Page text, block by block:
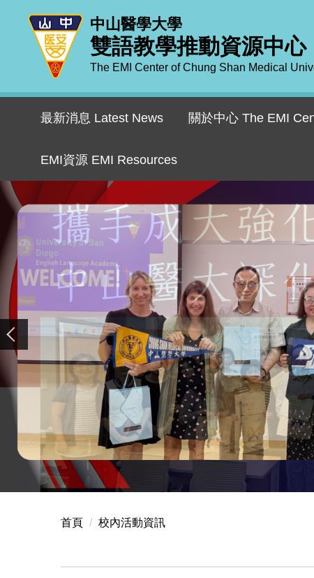
容
中山醫學大學
雙語教學推動資源中心
The EMI Center of Chung Shan Medical
最新消息 Latest News 關於中心 The EMI
EMI資源 EMI Resources
首頁 校內活動資訊